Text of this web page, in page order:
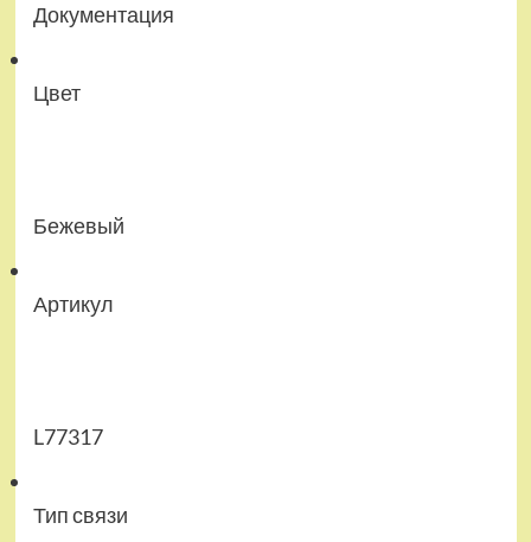
Документация
Цвет
Бежевый
Артикул
L77317
Тип связи